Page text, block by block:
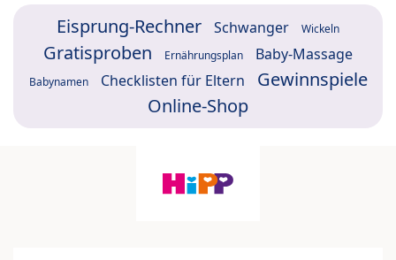
Eisprung-Rechner Schwanger Wickeln
Gratisproben Ernährungsplan Baby-Massage
Babynamen Checklisten für Eltern
Gewinnspiele
Online-Shop